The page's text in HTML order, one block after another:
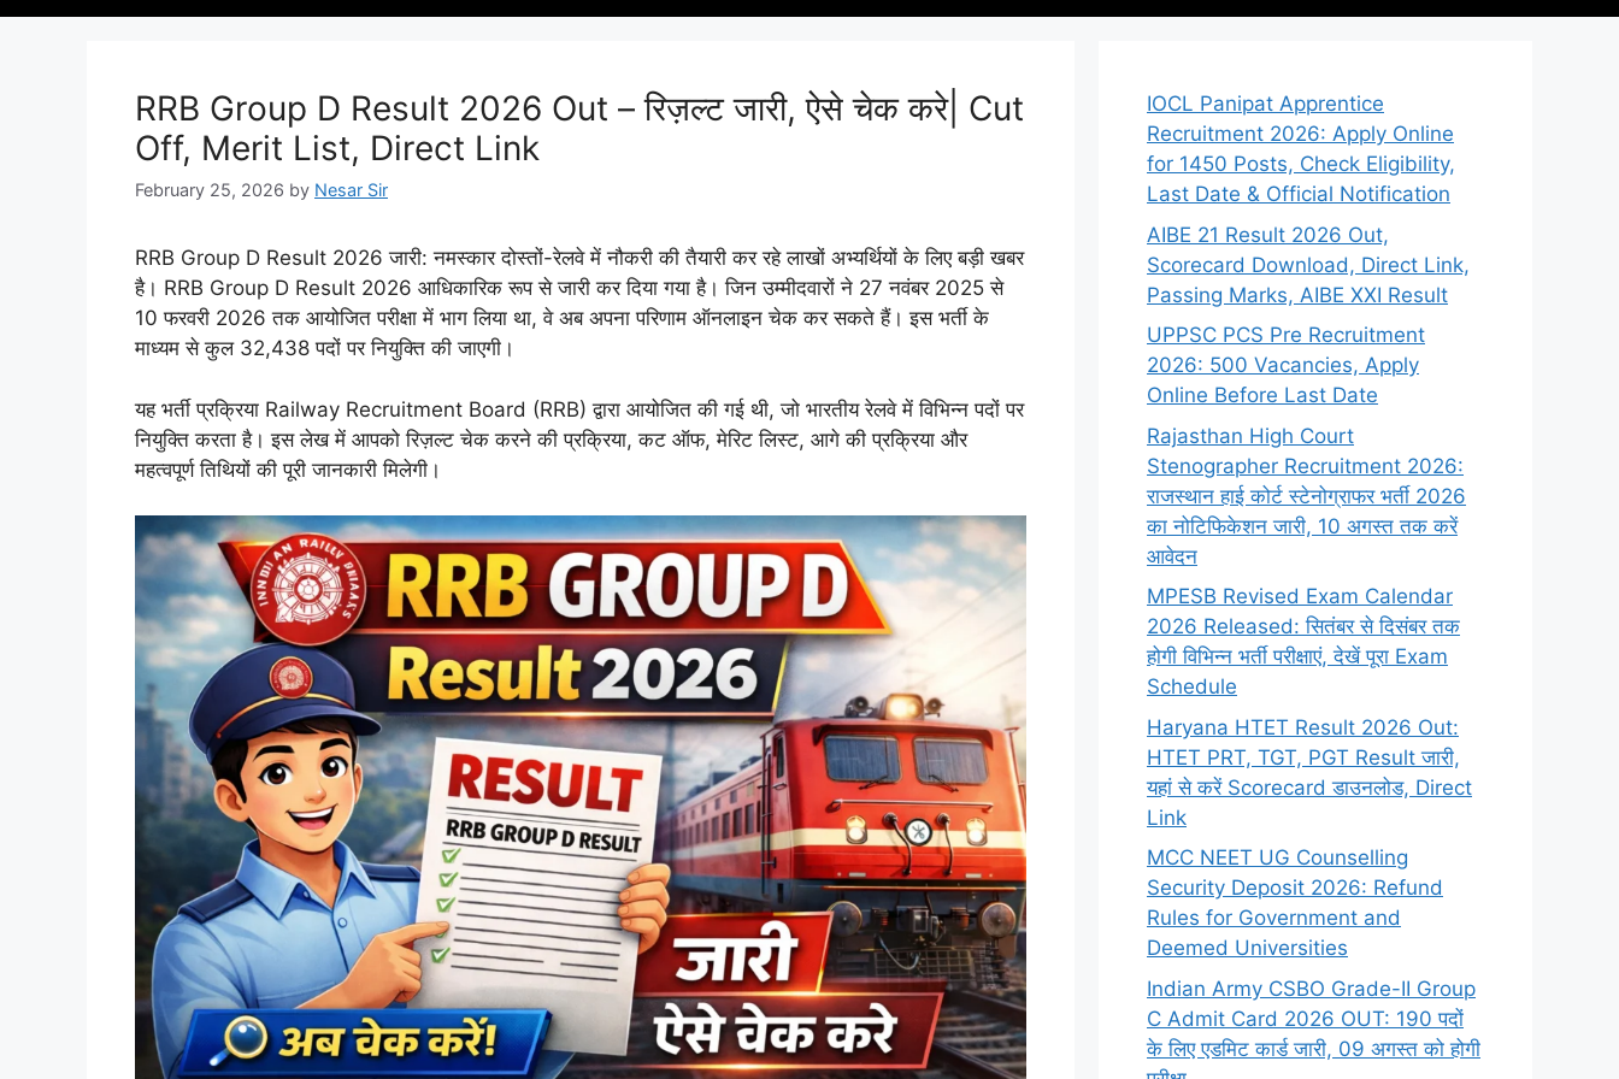
RRB Group D Result 2026 Out – रिज़ल्ट जारी, ऐसे चेक करे| Cut
Off, Merit List, Direct Link
February 25, 2026 by Nesar Sir
RRB Group D Result 2026 जारी: नमस्कार दोस्तों-रेलवे में नौकरी की तैयारी कर रहे लाखों अभ्यर्थियों के लिए बड़ी खबर
है। RRB Group D Result 2026 आधिकारिक रूप से जारी कर दिया गया है। जिन उम्मीदवारों ने 27 नवंबर 2025 से
10 फरवरी 2026 तक आयोजित परीक्षा में भाग लिया था, वे अब अपना परिणाम ऑनलाइन चेक कर सकते हैं। इस भर्ती के
माध्यम से कुल 32,438 पदों पर नियुक्ति की जाएगी।
यह भर्ती प्रक्रिया Railway Recruitment Board (RRB) द्वारा आयोजित की गई थी, जो भारतीय रेलवे में विभिन्न पदों पर
नियुक्ति करता है। इस लेख में आपको रिज़ल्ट चेक करने की प्रक्रिया, कट ऑफ, मेरिट लिस्ट, आगे की प्रक्रिया और
महत्वपूर्ण तिथियों की पूरी जानकारी मिलेगी।
IOCL Panipat Apprentice
Recruitment 2026: Apply Online
for 1450 Posts, Check Eligibility,
Last Date & Official Notification
AIBE 21 Result 2026 Out,
Scorecard Download, Direct Link,
Passing Marks, AIBE XXI Result
UPPSC PCS Pre Recruitment
2026: 500 Vacancies, Apply
Online Before Last Date
Rajasthan High Court
Stenographer Recruitment 2026:
राजस्थान हाई कोर्ट स्टेनोग्राफर भर्ती 2026
का नोटिफिकेशन जारी, 10 अगस्त तक करें
आवेदन
MPESB Revised Exam Calendar
2026 Released: सितंबर से दिसंबर तक
होगी विभिन्न भर्ती परीक्षाएं, देखें पूरा Exam
Schedule
Haryana HTET Result 2026 Out:
HTET PRT, TGT, PGT Result जारी,
यहां से करें Scorecard डाउनलोड, Direct
Link
MCC NEET UG Counselling
Security Deposit 2026: Refund
Rules for Government and
Deemed Universities
Indian Army CSBO Grade-II Group
C Admit Card 2026 OUT: 190 पदों
के लिए एडमिट कार्ड जारी, 09 अगस्त को होगी